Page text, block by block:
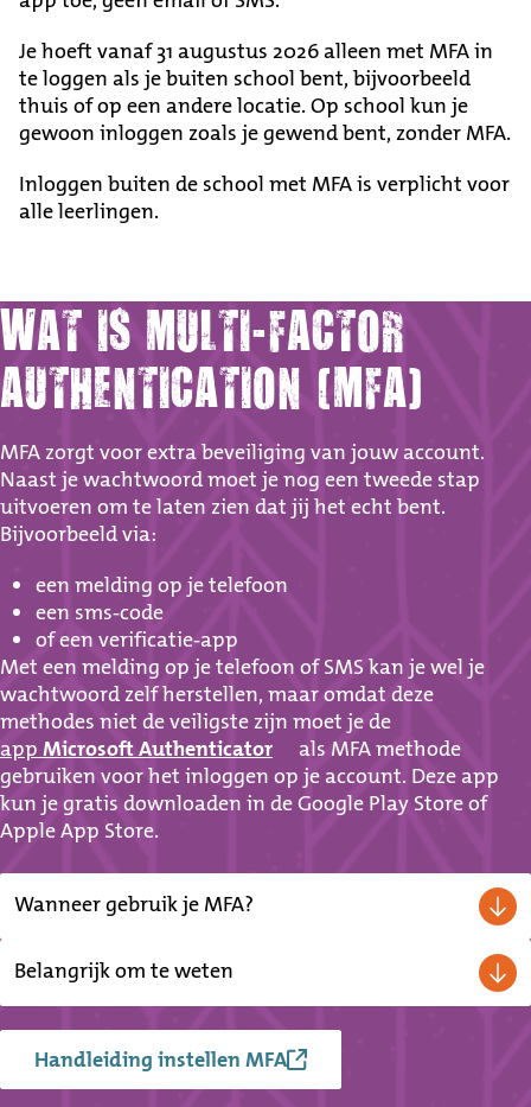
Je hoeft vanaf 31 augustus 2026 alleen met MFA in
te loggen als je buiten school bent, bijvoorbeeld
thuis of op een andere locatie. Op school kun je
gewoon inloggen zoals je gewend bent, zonder MFA.
Inloggen buiten de school met MFA is verplicht voor
alle leerlingen.
WAT IS MULTI-FACTOR
AUTHENTICATION (MFA)
MFA zorgt voor extra beveiliging van jouw account.
Naast je wachtwoord moet je nog een tweede stap
uitvoeren om te laten zien dat jij het echt bent.
Bijvoorbeeld via:
een melding op je telefoon
een sms-code
of een verificatie-app
Met een melding op je telefoon of SMS kan je wel je
wachtwoord zelf herstellen, maar omdat deze
methodes niet de veiligste zijn moet je de
app Microsoft Authenticator
als MFA methode
gebruiken voor het inloggen op je account. Deze app
kun je gratis downloaden in de Google Play Store of
Apple App Store.
Wanneer gebruik je MFA?
Belangrijk om te weten
Handleiding instellen MFA